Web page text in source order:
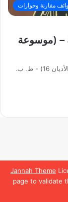
Jannah Theme
page to validate
مقارنة وحوارات
– (موسوعة
كتاب الكنائس الإنجيلية والبروتستنتية - (موسوعة عالم الأديان 16) - ط. ب.